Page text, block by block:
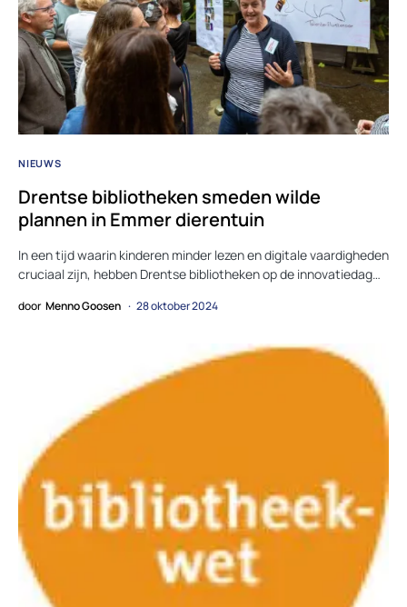
NIEUWS
Drentse bibliotheken smeden wilde
plannen in Emmer dierentuin
In een tijd waarin kinderen minder lezen en digitale vaardigheden
cruciaal zijn, hebben Drentse bibliotheken op de innovatiedag…
door Menno Goosen 28 oktober 2024